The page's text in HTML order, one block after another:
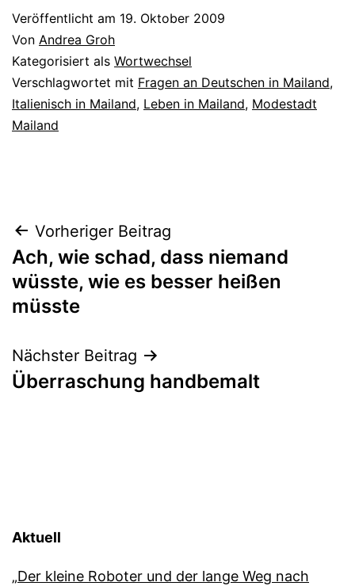
Veröffentlicht am 19. Oktober 2009
Von Andrea Groh
Kategorisiert als Wortwechsel
Verschlagwortet mit Fragen an Deutschen in Mailand,
Italienisch in Mailand, Leben in Mailand, Modestadt
Mailand
Beitragsnavigation
Vorheriger Beitrag
Ach, wie schad, dass niemand
wüsste, wie es besser heißen
müsste
Nächster Beitrag
Überraschung handbemalt
Aktuell
„Der kleine Roboter und der lange Weg nach